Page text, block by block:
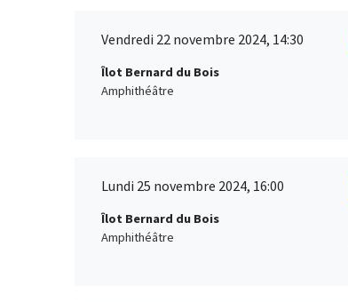
Vendredi 22 novembre 2024, 14:30
Îlot Bernard du Bois
Amphithéâtre
Lundi 25 novembre 2024, 16:00
Îlot Bernard du Bois
Amphithéâtre